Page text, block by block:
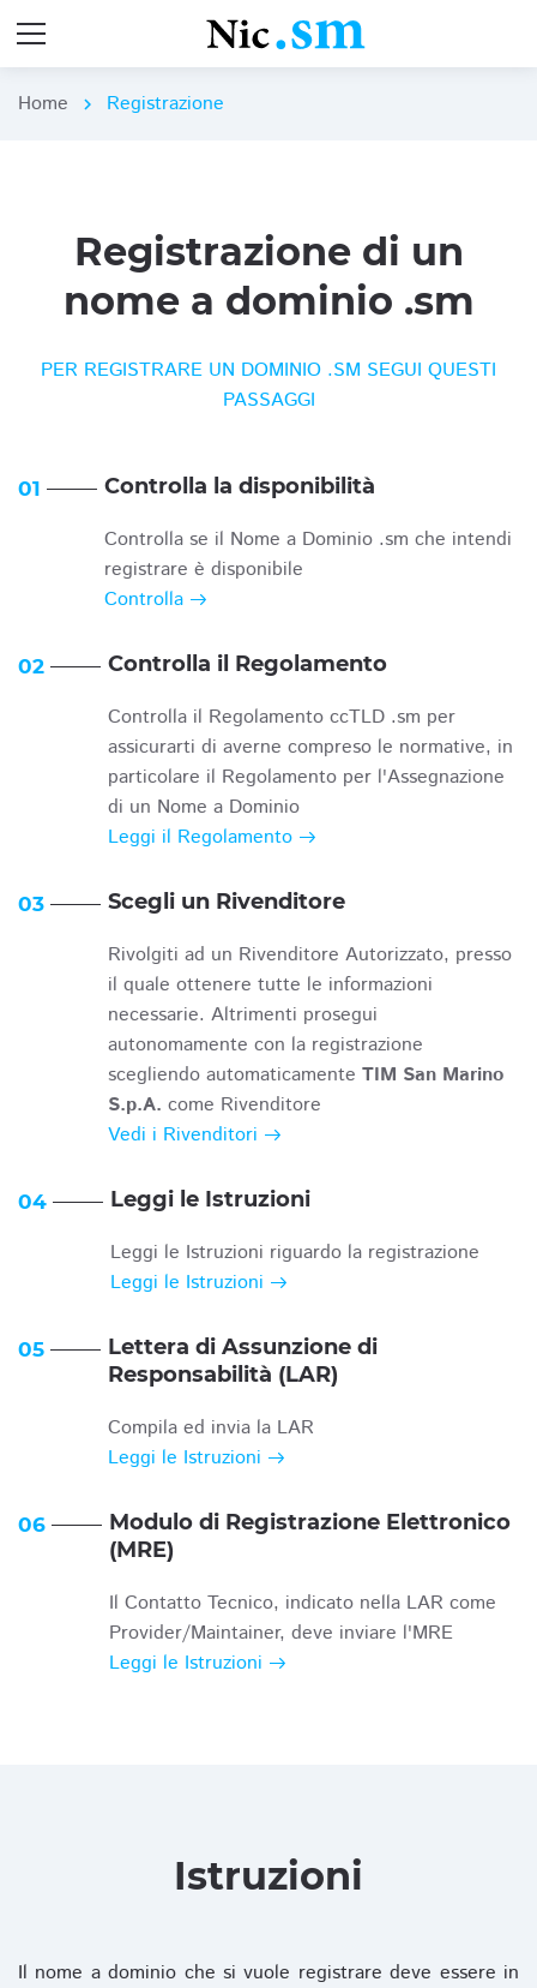
Home chevron_right Registrazione
Registrazione di un
nome a dominio .sm
PER REGISTRARE UN DOMINIO .SM SEGUI QUESTI
PASSAGGI
01 Controlla la disponibilità
Controlla se il Nome a Dominio .sm che intendi
registrare è disponibile
Controlla
02 Controlla il Regolamento
Controlla il Regolamento ccTLD .sm per
assicurarti di averne compreso le normative, in
particolare il Regolamento per l'Assegnazione
di un Nome a Dominio
Leggi il Regolamento
03 Scegli un Rivenditore
Rivolgiti ad un Rivenditore Autorizzato, presso
il quale ottenere tutte le informazioni
necessarie. Altrimenti prosegui
autonomamente con la registrazione
scegliendo automaticamente TIM San Marino
S.p.A. come Rivenditore
Vedi i Rivenditori
04 Leggi le Istruzioni
Leggi le Istruzioni riguardo la registrazione
Leggi le Istruzioni
05
Lettera di Assunzione di
Responsabilità (LAR)
Compila ed invia la LAR
Leggi le Istruzioni
06
Modulo di Registrazione Elettronico
(MRE)
Il Contatto Tecnico, indicato nella LAR come
Provider/Maintainer, deve inviare l'MRE
Leggi le Istruzioni
Istruzioni
Il nome a dominio che si vuole registrare deve essere in